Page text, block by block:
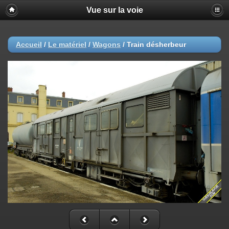
Vue sur la voie
Accueil / Le matériel / Wagons / Train désherbeur